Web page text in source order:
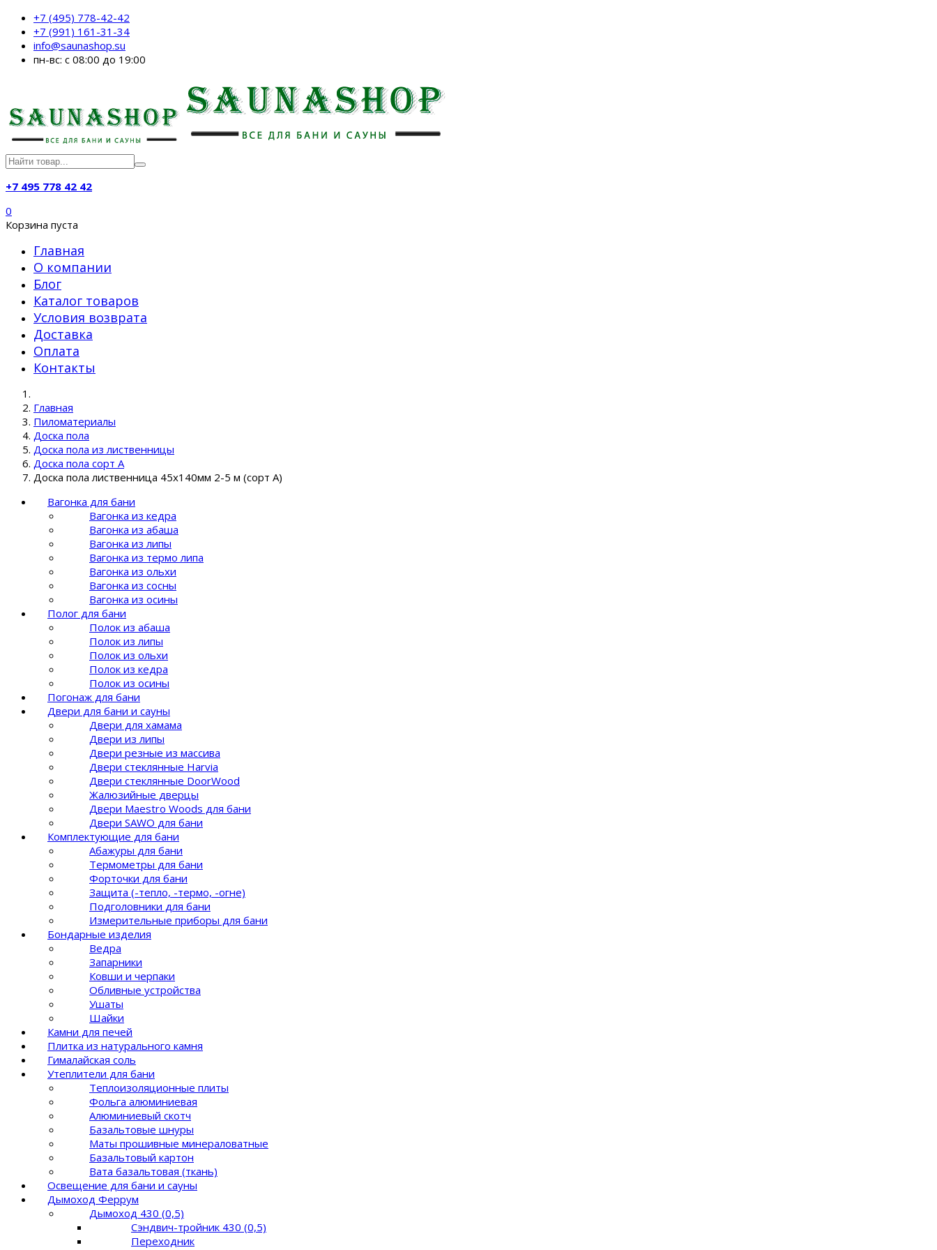
+7 (495) 778-42-42
+7 (991) 161-31-34
info@saunashop.su
пн-вс: с 08:00 до 19:00
+7 495 778 42 42
0
Корзина пуста
Главная
О компании
Блог
Каталог товаров
Условия возврата
Доставка
Оплата
Контакты
Главная
Пиломатериалы
Доска пола
Доска пола из лиственницы
Доска пола сорт A
Доска пола лиственница 45х140мм 2-5 м (сорт A)
Вагонка для бани
Вагонка из кедра
Вагонка из абаша
Вагонка из липы
Вагонка из термо липа
Вагонка из ольхи
Вагонка из сосны
Вагонка из осины
Полог для бани
Полок из абаша
Полок из липы
Полок из ольхи
Полок из кедра
Полок из осины
Погонаж для бани
Двери для бани и сауны
Двери для хамама
Двери из липы
Двери резные из массива
Двери стеклянные Harvia
Двери стеклянные DoorWood
Жалюзийные дверцы
Двери Maestro Woods для бани
Двери SAWO для бани
Комплектующие для бани
Абажуры для бани
Термометры для бани
Форточки для бани
Защита (-тепло, -термо, -огне)
Подголовники для бани
Измерительные приборы для бани
Бондарные изделия
Ведра
Запарники
Ковши и черпаки
Обливные устройства
Ушаты
Шайки
Камни для печей
Плитка из натурального камня
Гималайская соль
Утеплители для бани
Теплоизоляционные плиты
Фольга алюминиевая
Алюминиевый скотч
Базальтовые шнуры
Маты прошивные минераловатные
Базальтовый картон
Вата базальтовая (ткань)
Освещение для бани и сауны
Дымоход Феррум
Дымоход 430 (0,5)
Сэндвич-тройник 430 (0,5)
Переходник